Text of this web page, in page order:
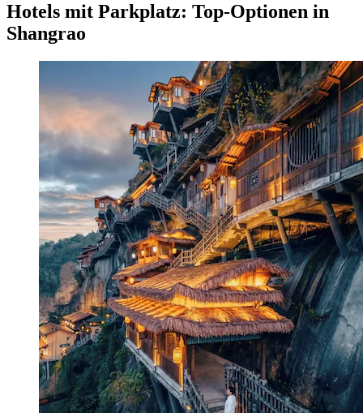
Hotels mit Parkplatz: Top-Optionen in
Shangrao